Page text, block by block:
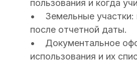
пользования и когда
• Земельные участки:
после отчетной даты.
• Документальное
использования и их